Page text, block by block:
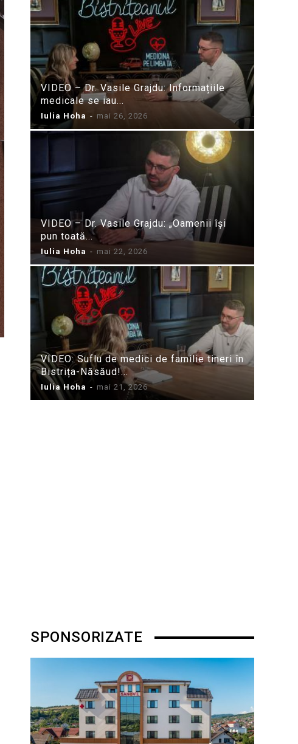
VIDEO – Dr. Vasile Grajdu: Informațiile
medicale se iau...
Iulia Hoha - mai 26, 2026
VIDEO – Dr. Vasile Grajdu: „Oamenii își
pun toată...
Iulia Hoha - mai 22, 2026
VIDEO: Suflu de medici de familie tineri în
Bistrița-Năsăud!...
Iulia Hoha - mai 21, 2026
SPONSORIZATE